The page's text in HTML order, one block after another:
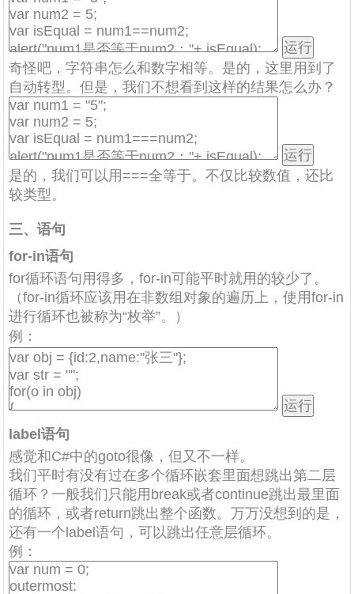
奇怪吧，字符串怎么和数字相等。是的，这里用到了
自动转型。但是，我们不想看到这样的结果怎么办？
是的，我们可以用===全等于。不仅比较数值，还比
较类型。
三、语句
for-in语句
for循环语句用得多，for-in可能平时就用的较少了。
（for-in循环应该用在非数组对象的遍历上，使用for-in
进行循环也被称为“枚举”。）
例：
label语句
感觉和C#中的goto很像，但又不一样。
我们平时有没有过在多个循环嵌套里面想跳出第二层
循环？一般我们只能用break或者continue跳出最里面
的循环，或者return跳出整个函数。万万没想到的是，
还有一个label语句，可以跳出任意层循环。
例：